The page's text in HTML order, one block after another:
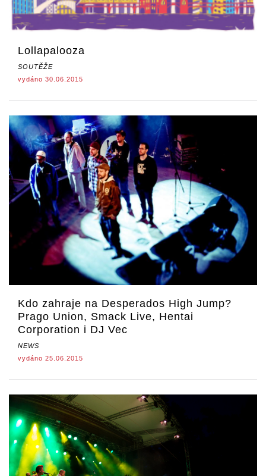
Lollapalooza
SOUTĚŽE
vydáno 30.06.2015
Kdo zahraje na Desperados High Jump?
Prago Union, Smack Live, Hentai
Corporation i DJ Vec
NEWS
vydáno 25.06.2015